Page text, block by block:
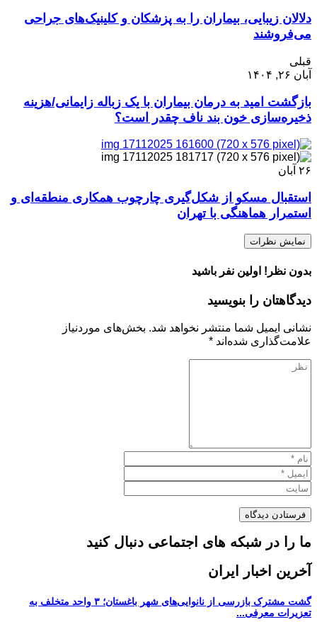
دلالان زیبایی، بیماران را به پزشکان و کلینیک‌های جراحی
می‌فروشند
قبلی
آبان ۲۶, ۱۴۰۴
بازگشت امید به درمان بیماران با یک زباله زایمانی/هزینه
ذخیره‌سازی خون بند ناف چقدر است؟
۲۶ آبان
استقبال مسکو از شکل‌گیری چارچوب همکاری منطقه‌ای و
استمرار هماهنگی با تهران
نمایش نظرات
بدون نظر! اولین نفر باشید
دیدگاهتان را بنویسید
نشانی ایمیل شما منتشر نخواهد شد. بخش‌های موردنیاز
علامت‌گذاری شده‌اند *
ما را در شبکه های اجتماعی دنبال کنید
آخرین اخبار ایران
گشت مشترک بازرسی از نانوایی‌های شهر باغستان؛ ۳ واحد متخلف به
تعزیرات معرفی...